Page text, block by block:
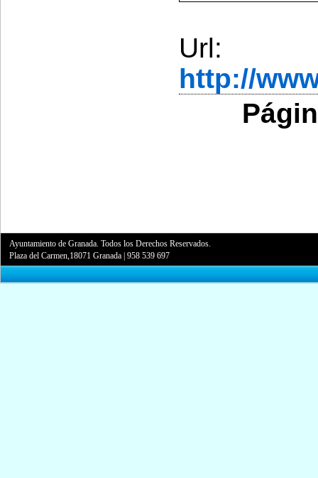
Url:
http://
Ayuntamiento de Granada. Todos los Derechos Reservados.
Plaza del Carmen,18071 Granada |958 539 697